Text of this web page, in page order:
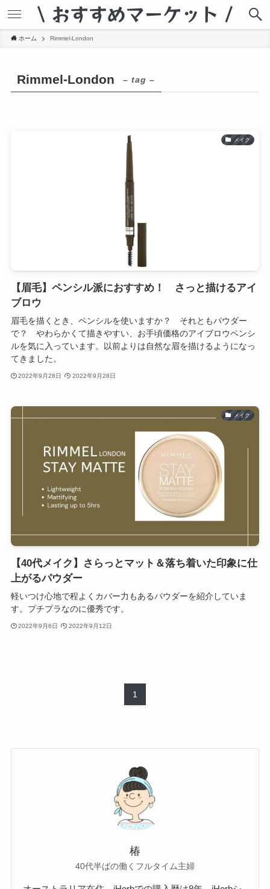
ホーム Rimmel-London
Rimmel-London – tag –
メイク
【眉毛】ペンシル派におすすめ！ さっと描けるアイ
ブロウ
眉毛を描くとき、ペンシルを使いますか？ それともパウダー
で？ やわらかくて描きやすい、お手頃価格のアイブロウペンシ
ルを気に入っています。以前よりは自然な眉を描けるようになっ
てきました。
2022年9月28日 2022年9月28日
メイク
【40代メイク】さらっとマット＆落ち着いた印象に仕
上がるパウダー
軽いつけ心地で程よくカバー力もあるパウダーを紹介していま
す。プチプラなのに優秀です。
2022年9月6日 2022年9月12日
1
椿
40代半ばの働くフルタイム主婦